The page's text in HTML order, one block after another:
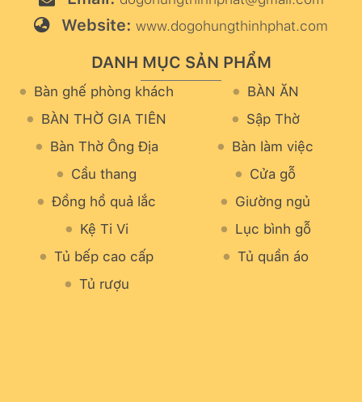
Website: www.dogohungthinhphat.com
DANH MỤC SẢN PHẨM
Bàn ghế phòng khách
BÀN ĂN
BÀN THỜ GIA TIÊN
Sập Thờ
Bàn Thờ Ông Địa
Bàn làm việc
Cầu thang
Cửa gỗ
Đồng hồ quả lắc
Giường ngủ
Kệ Ti Vi
Lục bình gỗ
Tủ bếp cao cấp
Tủ quần áo
Tủ rượu